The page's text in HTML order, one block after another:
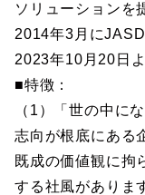
ソリューションを
2014年3月に
2023年10月20日
■特徴：
（1）「世の中に
志向が根底にある
既成の価値観に拘
する社風がありま